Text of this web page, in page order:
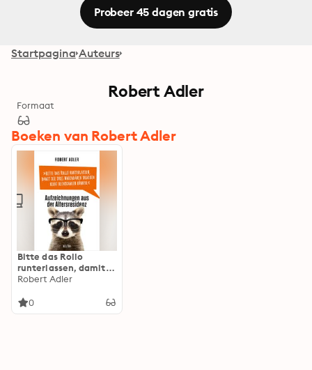
Probeer 45 dagen gratis
Startpagina Auteurs
Robert Adler
Formaat
Boeken van Robert Adler
Bitte das Rollo
runterlassen, damit
die drei Waschbären
reinschauen können:
Robert Adler
0